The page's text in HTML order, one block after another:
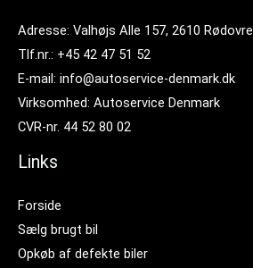
Adresse: Valhøjs Alle 157, 2610 Rødovre
Tlf.nr.: +45 42 47 51 52
E-mail: info@autoservice-denmark.dk
Virksomhed: Autoservice Denmark
CVR-nr. 44 52 80 02
Links
Forside
Sælg brugt bil
Opkøb af defekte biler